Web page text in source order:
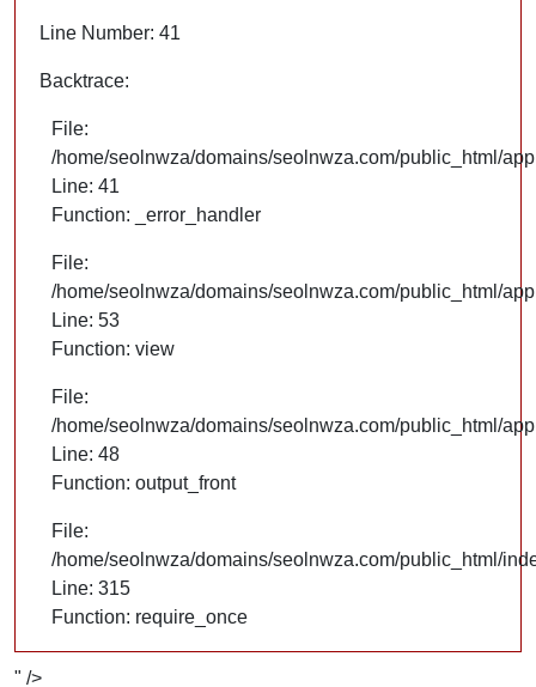
Line Number: 41
Backtrace:
File:
/home/seolnwza/domains/seolnwza.com/public_html/
Line: 41
Function: _error_handler
File:
/home/seolnwza/domains/seolnwza.com/public_html/
Line: 53
Function: view
File:
/home/seolnwza/domains/seolnwza.com/public_html/
Line: 48
Function: output_front
File:
/home/seolnwza/domains/seolnwza.com/public_html/
Line: 315
Function: require_once
" />